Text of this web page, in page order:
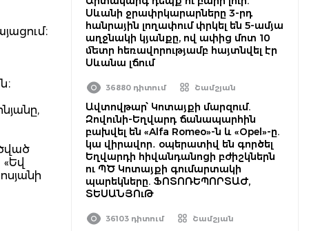
Սևանի ջրափրկարարները 3-րդ
հանրային լողափում փրկել են 5-ամյա
աղջնակի կյանքը, ով ափից մոտ 10
մետր հեռավորությամբ հայտնվել էր
Սևանա լճում
36880 դիտում Շամշյան
Ավտովթար՝ Կոտայքի մարզում.
Զովունի-Եղվարդ ճանապարհին
բախվել են «Alfa Romeo»-ն և «Opel»-ը.
կա վիրավոր․ օպերատիվ են գործել
Եղվարդի հիվանդանոցի բժիշկներն
ու ՊԾ Կոտայքի գումարտակի
պարեկները. ՖՈՏՈՌԵՊՈՐՏԱԺ,
ՏԵՍԱՆՅՈւԹ
36103 դիտում Շամշյան